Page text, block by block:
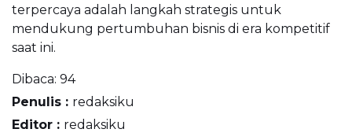
terpercaya adalah langkah strategis untuk
mendukung pertumbuhan bisnis di era kompetitif
saat ini.
Dibaca: 94
Penulis : redaksiku
Editor : redaksiku